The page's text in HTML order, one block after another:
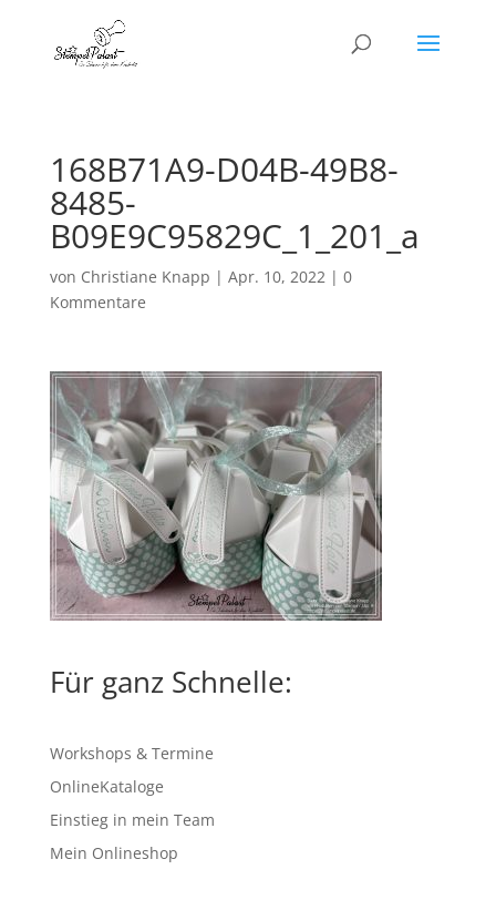
168B71A9-D04B-49B8-
8485-
B09E9C95829C_1_201_a
von Christiane Knapp | Apr. 10, 2022| 0
Kommentare
Für ganz Schnelle:
Workshops & Termine
OnlineKataloge
Einstieg in mein Team
Mein Onlineshop